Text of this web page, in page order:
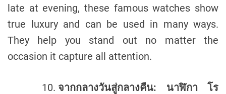
late at evening, these famous watches show
true luxury and can be used in many ways.
They help you stand out no matter the
occasion it capture all attention.
จากกลางวันสู่กลางคืน: นาฬิกา
โร